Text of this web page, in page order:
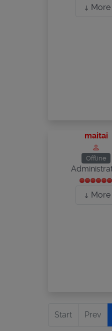
More
maitai
Offline
More
Start Prev